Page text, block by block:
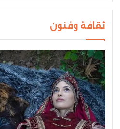
ثقافة وفنون